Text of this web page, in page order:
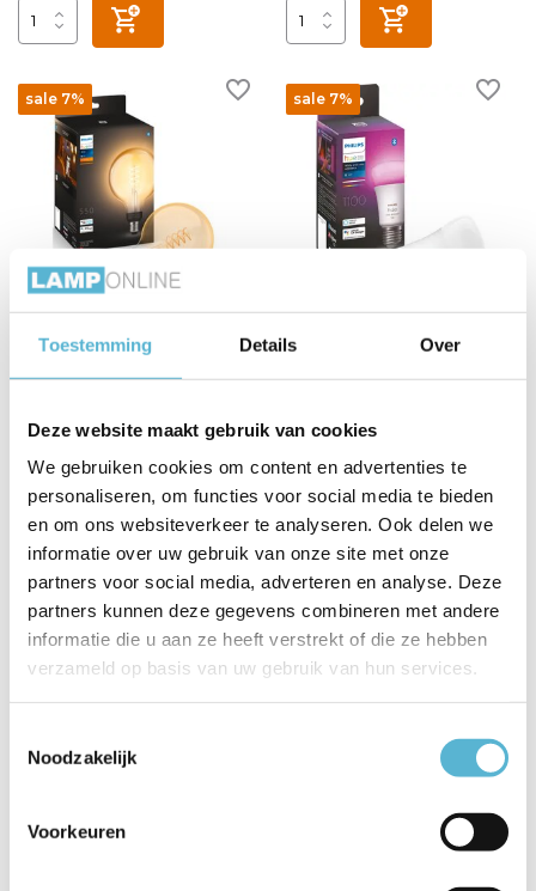
Toestemming Details Over
Deze website maakt gebruik van cookies
We gebruiken cookies om content en advertenties te
personaliseren, om functies voor social media te bieden
en om ons websiteverkeer te analyseren. Ook delen we
informatie over uw gebruik van onze site met onze
partners voor social media, adverteren en analyse. Deze
partners kunnen deze gegevens combineren met andere
informatie die u aan ze heeft verstrekt of die ze hebben
verzameld op basis van uw gebruik van hun services.
Noodzakelijk
Voorkeuren
sale 7%
HUE Lichtbron E27
Filament G93 White
Levertijd: 2-3 werkdagen
€34,95 €32,50
sale 7%
HUE Lichtbron E27 1100
Lumen White and Color
Ambiance
Vergelijk
Levertijd: 2-3 werkdagen
€64,95 €60,50
sale 7% sale 7%
Lumen White and Color